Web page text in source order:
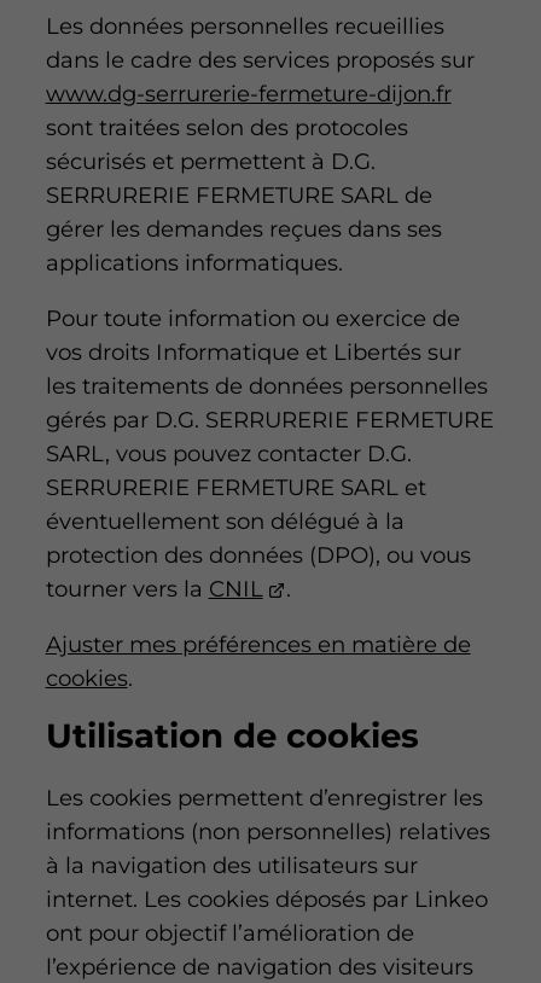
Les données personnelles recueillies
dans le cadre des services proposés sur
www.dg-serrurerie-fermeture-dijon.fr
sont traitées selon des protocoles
sécurisés et permettent à D.G.
SERRURERIE FERMETURE SARL de
gérer les demandes reçues dans ses
applications informatiques.
Pour toute information ou exercice de
vos droits Informatique et Libertés sur
les traitements de données personnelles
gérés par D.G. SERRURERIE FERMETURE
SARL, vous pouvez contacter D.G.
SERRURERIE FERMETURE SARL et
éventuellement son délégué à la
protection des données (DPO), ou vous
tourner vers la CNIL .
Ajuster mes préférences en matière de
cookies.
Utilisation de cookies
Les cookies permettent d’enregistrer les
informations (non personnelles) relatives
à la navigation des utilisateurs sur
internet. Les cookies déposés par Linkeo
ont pour objectif l’amélioration de
l’expérience de navigation des visiteurs